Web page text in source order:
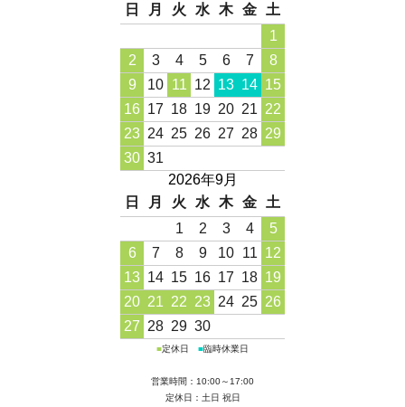
日
月 火 水 木 金
土
1
2
3 4 5 6 7
8
9
10 11 12 13 14 15
16 17 18 19 20 21 22
23 24 25 26 27 28 29
30 31
2026年9月
日
月 火 水 木 金
土
1
2 3 4
5
6
7 8 9 10 11 12
13 14 15 16 17 18 19
20 21 22 23 24 25 26
27 28 29 30
■定休日 ■臨時休業日
営業時間：10:00～17:00
定休日：土日 祝日